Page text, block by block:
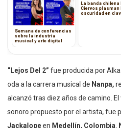
Semana de conferencias
sobre la industria
musical y arte digital
La banda chilena
Ciervos plasman
oscuridad en
“Lejos Del 2” fue producida por
oda a la carrera musical de Nanpa,
alcanzó tras diez años de camino.
sonoro propuesto por el artista, fue
Jackalopeen Medellín, Colombia.